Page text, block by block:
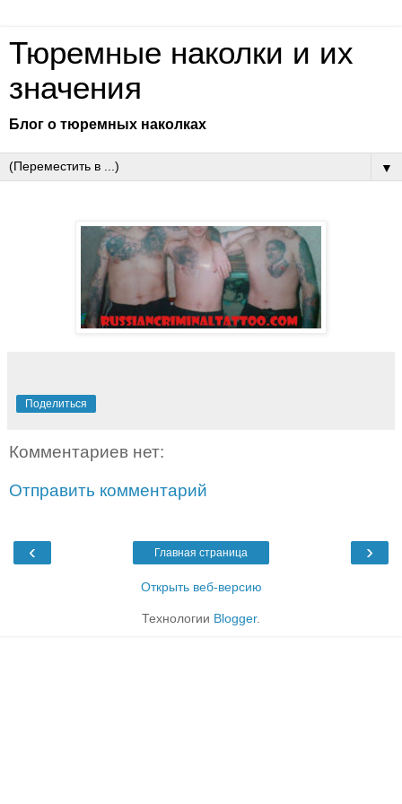
Тюремные наколки и их
значения
Блог о тюремных наколках
▼
Поделиться
Комментариев нет:
Отправить комментарий
‹ ›
Главная страница
Открыть веб-версию
Технологии Blogger.